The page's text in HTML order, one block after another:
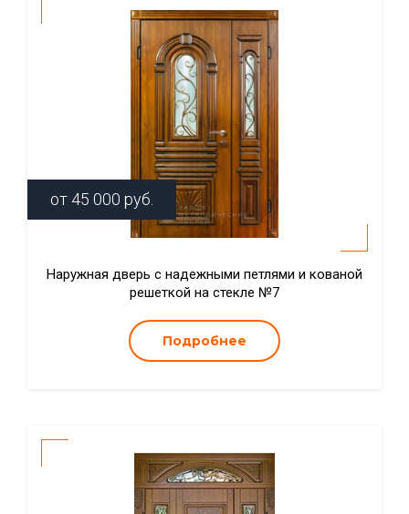
от 45 000 руб.
Наружная дверь с надежными петлями и кованой
решеткой на стекле №7
Подробнее